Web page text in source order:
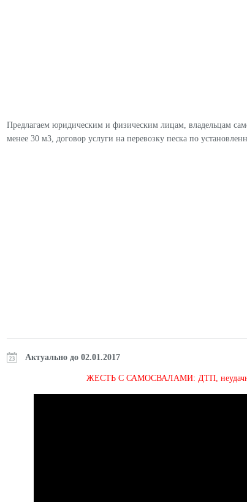
Предлагаем юридическим и физическим лицам, владельцам
менее 30 м3, договор услуги на перевозку песка по
Актуально до 02.01.2017
ЖЕСТЬ С САМОСВАЛАМИ: ДТП,